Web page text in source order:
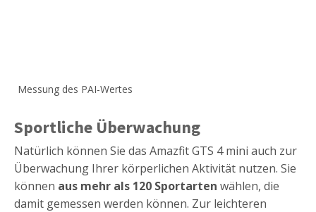
Messung des PAI-Wertes
Sportliche Überwachung
Natürlich können Sie das Amazfit GTS 4 mini auch zur
Überwachung Ihrer körperlichen Aktivität nutzen. Sie
können aus mehr als 120 Sportarten wählen, die
damit gemessen werden können. Zur leichteren